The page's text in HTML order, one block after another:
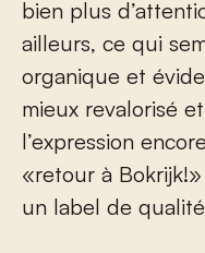
bien plus
ailleurs, ce qui
organique et
mieux revalorisé
l’expression
«retour à
un label de